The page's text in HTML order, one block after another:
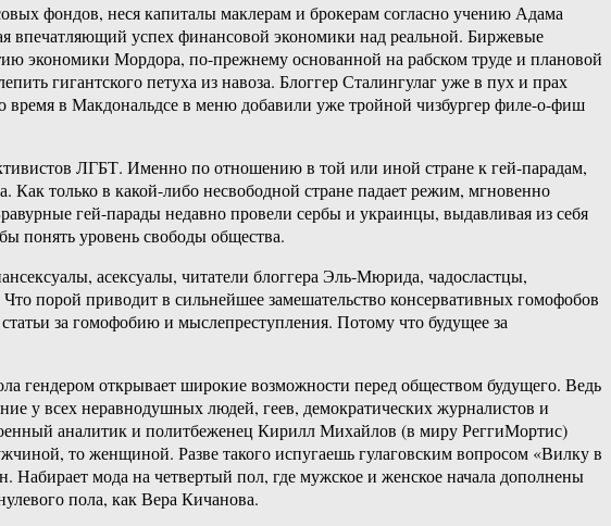
фондов, неся капиталы маклерам и брокерам согласно учению Адама
впечатляющий успех финансовой экономики над реальной. Биржевые
экономики Мордора, по-прежнему основанной на рабском труде и плановой
гигантского петуха из навоза. Блоггер Сталингулаг уже в пух и прах
время в Макдональдсе в меню добавили уже тройной чизбургер филе-о-фиш
ЛГБТ. Именно по отношению в той или иной стране к гей-парадам,
Как только в какой-либо несвободной стране падает режим, мгновенно
гей-парады недавно провели сербы и украинцы, выдавливая из себя
понять уровень свободы общества.
асексуалы, читатели блоггера Эль-Мюрида, чадосластцы,
порой приводит в сильнейшее замешательство консервативных гомофобов
за гомофобию и мыслепреступления. Потому что будущее за
гендером открывает широкие возможности перед обществом будущего. Ведь
у всех неравнодушных людей, геев, демократических журналистов и
аналитик и политбеженец Кирилл Михайлов (в миру РеггиМортис)
то женщиной. Разве такого испугаешь гулаговским вопросом «Вилку в
Набирает мода на четвертый пол, где мужское и женское начала дополнены
пола, как Вера Кичанова.